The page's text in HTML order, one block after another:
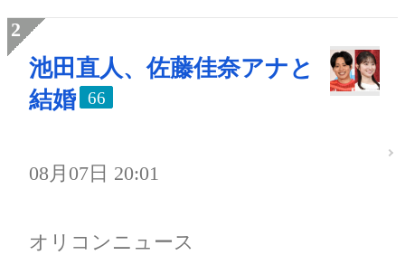
池田直人、佐藤佳奈アナと
結婚
66
08月07日 20:01
オリコンニュース